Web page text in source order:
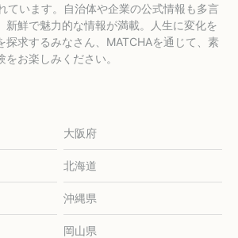
ています。自治体や企業の公式情報も多言
新鮮で魅力的な情報が満載。人生に変化を
探求するみなさん、MATCHAを通じて、素
お楽しみください。
大阪府
北海道
沖縄県
岡山県